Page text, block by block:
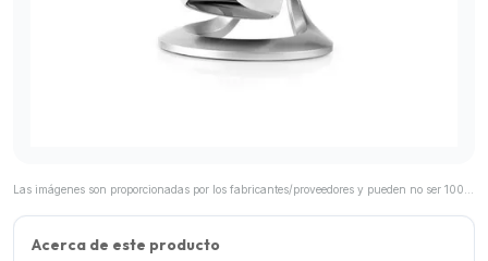
Acerca de este producto